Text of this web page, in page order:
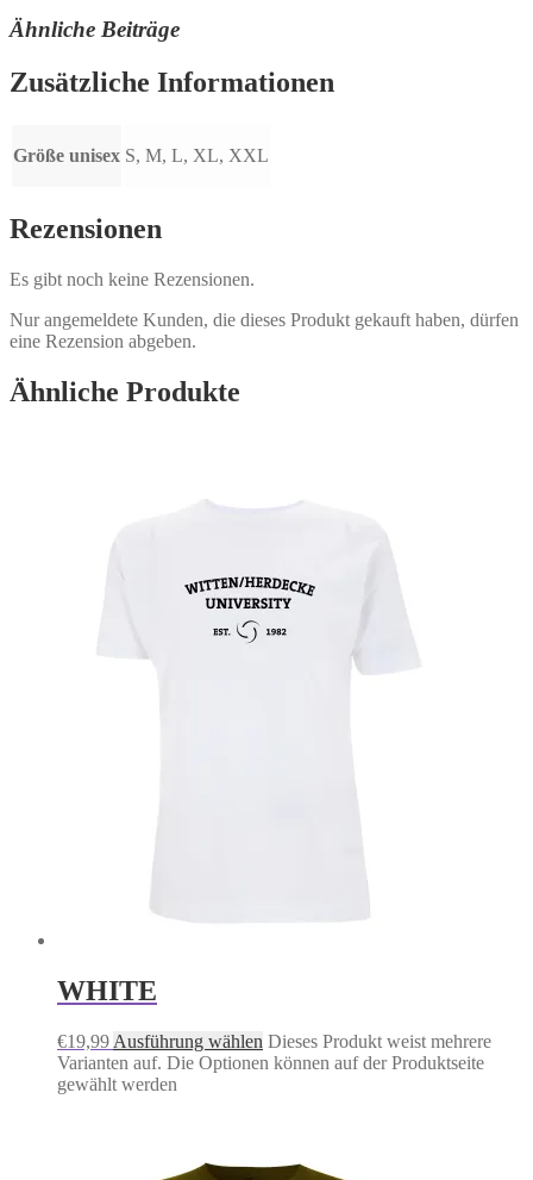
Ähnliche Beiträge
Zusätzliche Informationen
Größe unisex S, M, L, XL, XXL
Rezensionen
Es gibt noch keine Rezensionen.
Nur angemeldete Kunden, die dieses Produkt gekauft haben, dürfen
eine Rezension abgeben.
Ähnliche Produkte
WHITE
€19,99 Ausführung wählen Dieses Produkt weist mehrere
Varianten auf. Die Optionen können auf der Produktseite
gewählt werden